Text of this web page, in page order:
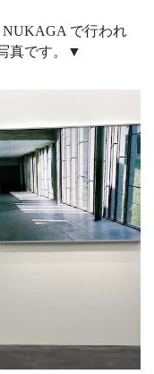
NUKAGA で行われ
真です。▼